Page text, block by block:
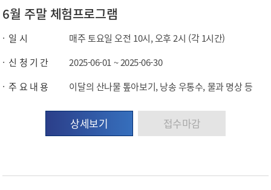
6월 주말 체험프로그램
일 시
매주 토요일 오전 10시, 오후 2시 (각 1시간)
신 청 기 간
2025-06-01 ~ 2025-06-30
주 요 내 용
이달의 산나물 톺아보기, 낭송 우통수, 물과 명상 등
상세보기